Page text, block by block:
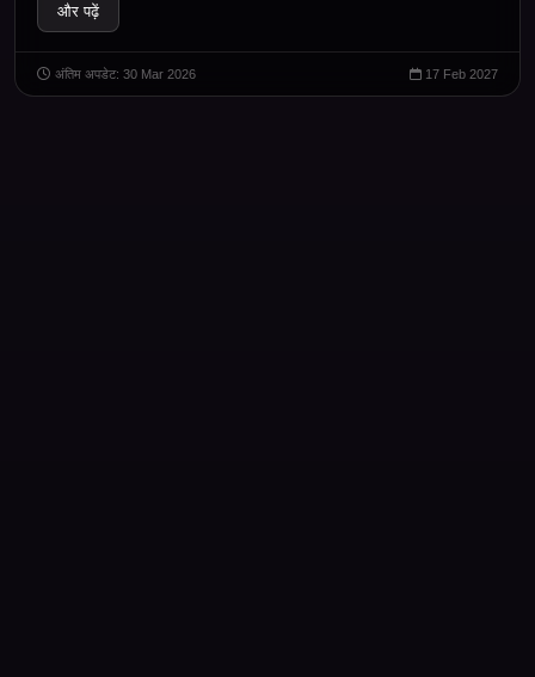
का वास होता है।
और पढ़ें
अंतिम अपडेट: 30 Mar 2026 17 Feb 2027